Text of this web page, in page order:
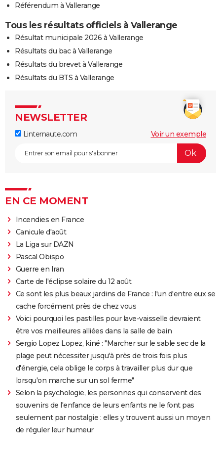
Référendum à Vallerange
Tous les résultats officiels à Vallerange
Résultat municipale 2026 à Vallerange
Résultats du bac à Vallerange
Résultats du brevet à Vallerange
Résultats du BTS à Vallerange
NEWSLETTER
Linternaute.com Voir un exemple
EN CE MOMENT
Incendies en France
Canicule d'août
La Liga sur DAZN
Pascal Obispo
Guerre en Iran
Carte de l'éclipse solaire du 12 août
Ce sont les plus beaux jardins de France : l'un d'entre eux se
cache forcément près de chez vous
Voici pourquoi les pastilles pour lave-vaisselle devraient
être vos meilleures alliées dans la salle de bain
Sergio Lopez Lopez, kiné : "Marcher sur le sable sec de la
plage peut nécessiter jusqu'à près de trois fois plus
d'énergie, cela oblige le corps à travailler plus dur que
lorsqu'on marche sur un sol ferme"
Selon la psychologie, les personnes qui conservent des
souvenirs de l'enfance de leurs enfants ne le font pas
seulement par nostalgie : elles y trouvent aussi un moyen
de réguler leur humeur